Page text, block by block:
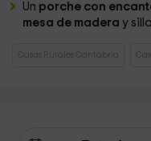
Un porche con
mesa de madera y
Casas Rurales Cantabria